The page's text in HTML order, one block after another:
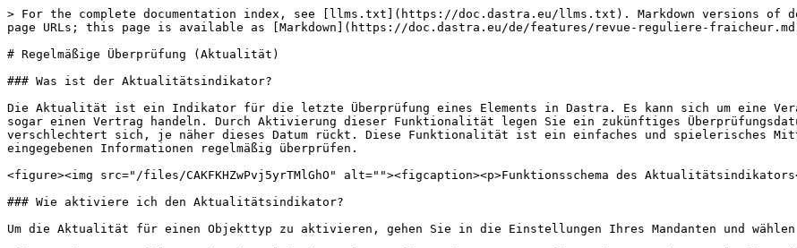
> For the complete documentation index, see [llms.txt](https://doc.dastra.eu/llms.txt). Markdown versions of
page URLs; this page is available as [Markdown](https://doc.dastra.eu/de/features/revue-reguliere-
# Regelmäßige Überprüfung (Aktualität)
### Was ist der Aktualitätsindikator?
Die Aktualität ist ein Indikator für die letzte Überprüfung eines Elements in Dastra. Es kann sich um eine
sogar einen Vertrag handeln. Durch Aktivierung dieser Funktionalität legen Sie ein zukünftiges
verschlechtert sich, je näher dieses Datum rückt. Diese Funktionalität ist ein einfaches und spielerisches
eingegebenen Informationen regelmäßig überprüfen.
<figure><img src="/files/CAKFKHZwPvj5yrTMlGhO" alt=""><figcaption><p>Funktionsschema des
### Wie aktiviere ich den Aktualitätsindikator?
Um die Aktualität für einen Objekttyp zu aktivieren, gehen Sie in die Einstellungen Ihres Mandanten und wählen